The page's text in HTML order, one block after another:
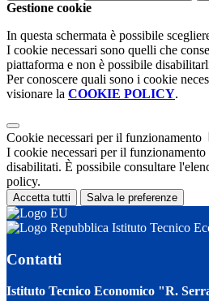
Gestione cookie
In questa schermata è possibile
I cookie necessari sono quelli che
piattaforma e non è possibile
Per conoscere quali sono i cookie
visionare la COOKIE POLICY.
Cookie necessari per il funzionamento
I cookie necessari per il funzionamento
disabilitati. È possibile consultare
policy.
Accetta tutti Salva le preferenze
Istituto Tecnico
Contatti
Istituto Tecnico Economico "R.